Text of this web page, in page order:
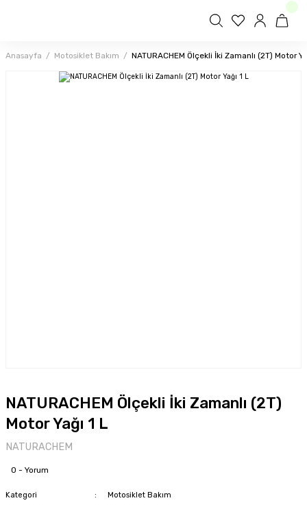
Anasayfa Motosiklet Bakım NATURACHEM Ölçekli İki Zamanlı (2T) Motor
NATURACHEM Ölçekli İki Zamanlı (2T)
Motor Yağı 1 L
NATURACHEM
0 - Yorum
Kategori
Motosiklet Bakım